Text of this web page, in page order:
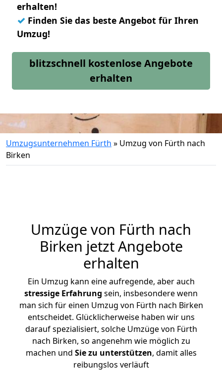
erhalten!
✓ Finden Sie das beste Angebot für Ihren
Umzug!
blitzschnell kostenlose Angebote
erhalten
Umzugsunternehmen Fürth » Umzug von Fürth nach
Birken
Umzüge von Fürth nach
Birken jetzt Angebote
erhalten
Ein Umzug kann eine aufregende, aber auch
stressige Erfahrung sein, insbesondere wenn
man sich für einen Umzug von Fürth nach Birken
entscheidet. Glücklicherweise haben wir uns
darauf spezialisiert, solche Umzüge von Fürth
nach Birken, so angenehm wie möglich zu
machen und Sie zu unterstützen, damit alles
reibungslos verläuft